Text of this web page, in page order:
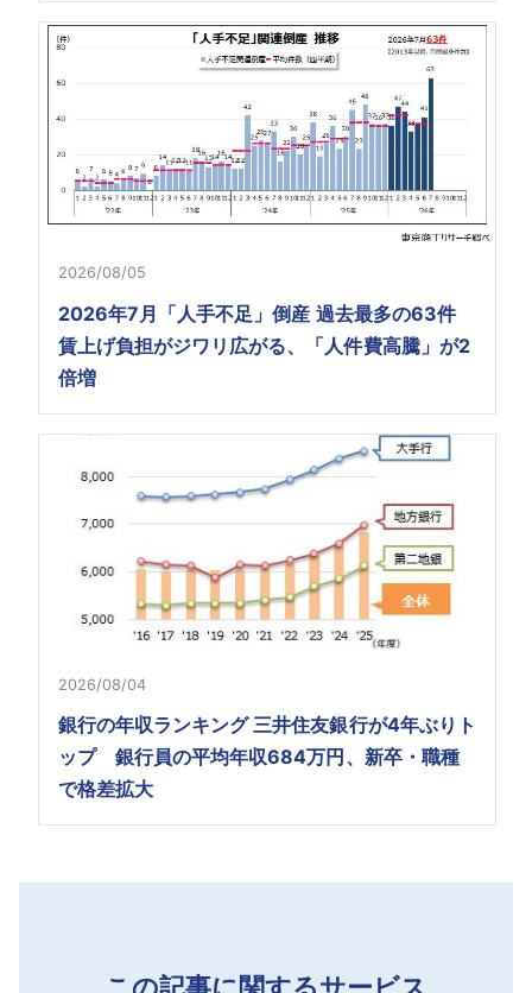
2026/08/05
2026年7月「人手不足」倒産 過去最多の63件
賃上げ負担がジワリ広がる、「人件費高騰」が2
倍増
2026/08/04
銀行の年収ランキング 三井住友銀行が4年ぶりト
ップ 銀行員の平均年収684万円、新卒・職種
で格差拡大
この記事に関するサービス